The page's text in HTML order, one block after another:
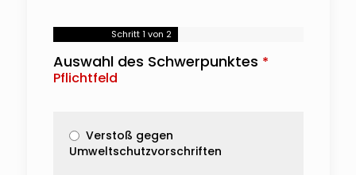
Schritt1 von 2
Auswahl des Schwerpunktes *
Pflichtfeld
Verstoß gegen
Umweltschutzvorschriften